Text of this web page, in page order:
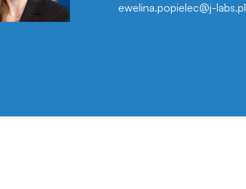
ewelina.popielec@j-labs.pl